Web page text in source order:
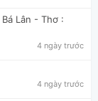
Lân - Thơ :
4 ngày trước
4 ngày trước